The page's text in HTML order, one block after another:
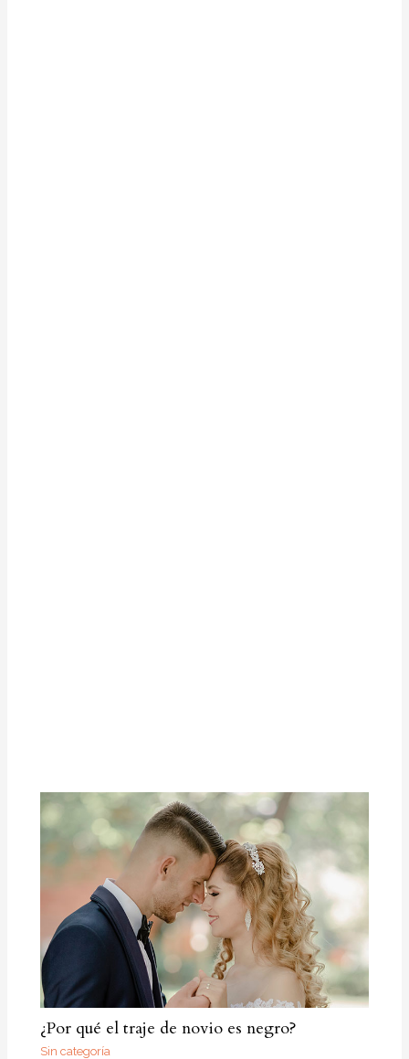
¿Por qué el traje de novio es negro?
Sin categoría